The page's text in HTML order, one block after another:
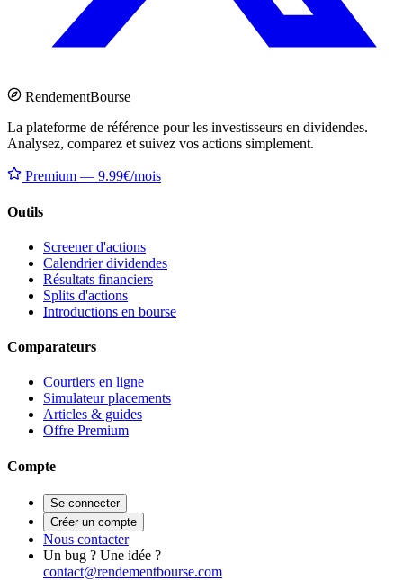
RendementBourse
La plateforme de référence pour les investisseurs en dividendes.
Analysez, comparez et suivez vos actions simplement.
Premium — 9.99€/mois
Outils
Screener d'actions
Calendrier dividendes
Résultats financiers
Splits d'actions
Introductions en bourse
Comparateurs
Courtiers en ligne
Simulateur placements
Articles & guides
Offre Premium
Compte
Se connecter
Créer un compte
Nous contacter
Un bug ? Une idée ?
contact@rendementbourse.com